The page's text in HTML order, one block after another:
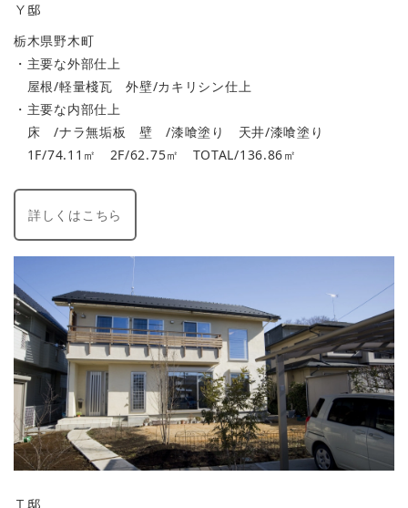
Ｙ邸
栃木県野木町
・主要な外部仕上
屋根/軽量棧瓦 外壁/カキリシン仕上
・主要な内部仕上
床 /ナラ無垢板 壁 /漆喰塗り 天井/漆喰塗り
1F/74.11㎡ 2F/62.75㎡ TOTAL/136.86㎡
詳しくはこちら
Ｔ邸